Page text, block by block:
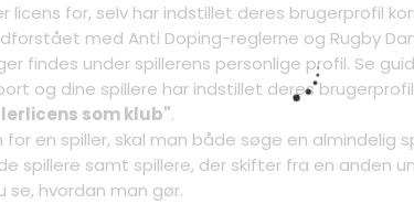
licens for, selv har indstillet deres brugerprofil
med Anti Doping-reglerne og Rugby
findes under spillerens personlige profil. Se
og dine spillere har indstillet deres
som klub".
for en spiller, skal man både søge en
spillere samt spillere, der skifter fra en anden
se, hvordan man gør.